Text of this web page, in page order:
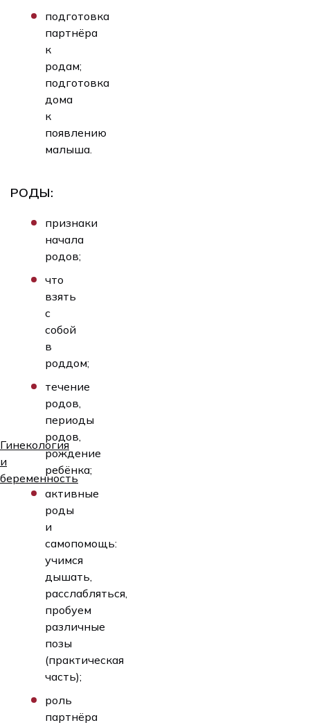
Гинекология
и
беременность
подготовка
партнёра
к
родам;
подготовка
дома
к
появлению
малыша.
РОДЫ:
признаки
начала
родов;
что
взять
с
собой
в
роддом;
течение
родов,
периоды
родов,
рождение
ребёнка;
активные
роды
и
самопомощь:
учимся
дышать,
расслабляться,
пробуем
различные
позы
(практическая
часть);
роль
партнёра